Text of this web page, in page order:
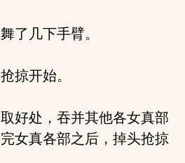
了几下手臂。
掠开始。
好处，吞并其他各女真部
女真各部之后，掉头抢掠